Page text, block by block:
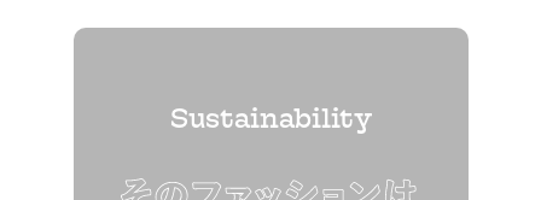
Sustainability